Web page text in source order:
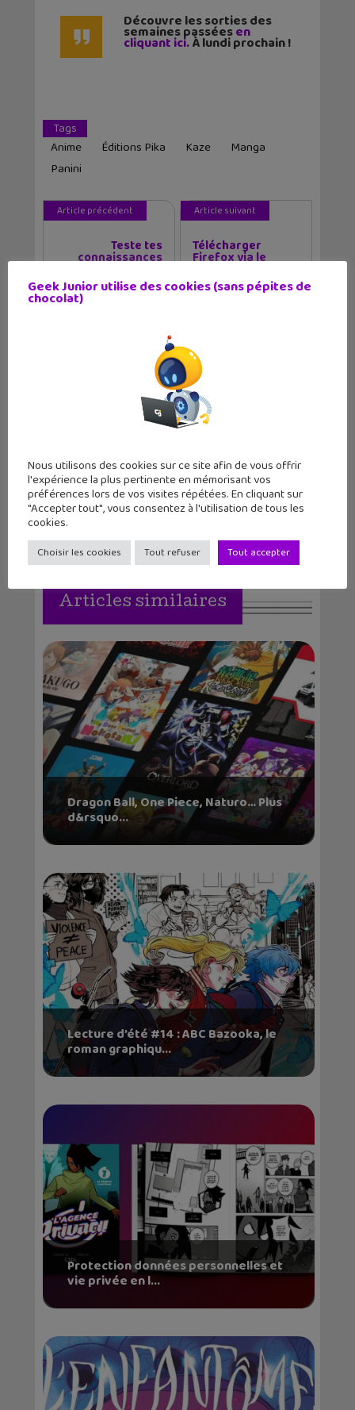
Découvre les sorties des
semaines passéesen
cliquant ici.À lundi prochain !
Tags
Anime
Éditions Pika Kaze
Manga
Panini
Article précédent
Teste tes
connaissances
Article suivant
Télécharger
Firefox via le
apprendre et faire découvrir !
Articles similaires
Dragon Ball, One Piece, Naturo… Plus
d&rsquo...
Lecture d’été #14 : ABC Bazooka, le
roman graphiqu...
Protection données personnelles et
vie privée en l...
Geek Junior utilise des cookies (sans pépites de
chocolat)
Nous utilisons des cookies sur ce site afin de vous offrir
l'expérience la plus pertinente en mémorisant vos
préférences lors de vos visites répétées. En cliquant sur
"Accepter tout", vous consentez à l'utilisation de tous les
cookies.
Choisir les cookies Tout refuser Tout accepter